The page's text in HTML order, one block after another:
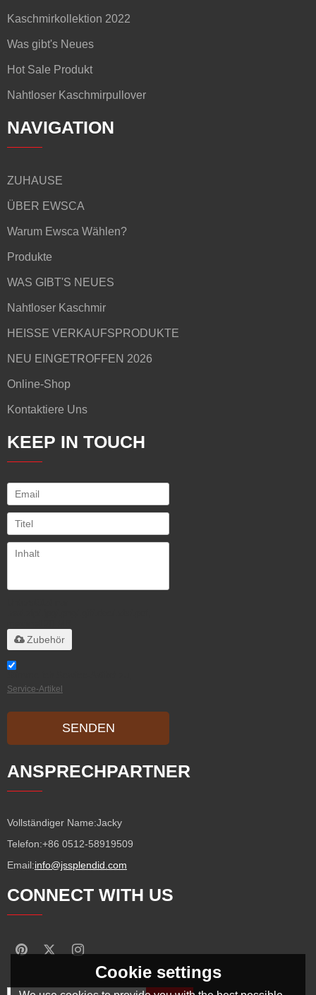
Kaschmirkollektion 2022
Was gibt's Neues
Hot Sale Produkt
Nahtloser Kaschmirpullover
NAVIGATION
ZUHAUSE
ÜBER EWSCA
Warum Ewsca Wählen?
Produkte
WAS GIBT'S NEUES
Nahtloser Kaschmir
HEISSE VERKAUFSPRODUKTE
NEU EINGETROFFEN 2026
Online-Shop
Kontaktiere Uns
KEEP IN TOUCH
Zubehör
Service-Artikel
SENDEN
ANSPRECHPARTNER
Vollständiger Name:Jacky
Telefon:+86 0512-58919509
Email:info@jssplendid.com
CONNECT WITH US
Cookie settings